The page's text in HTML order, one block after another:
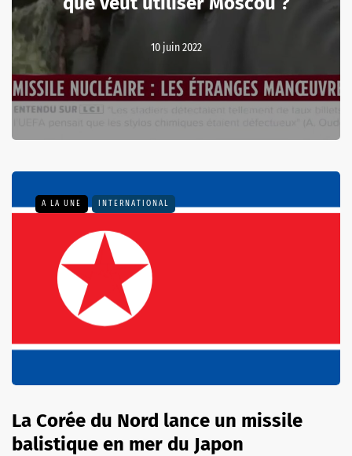
10 juin 2022
A LA UNE INTERNATIONAL
La Corée du Nord lance un missile
balistique en mer du Japon